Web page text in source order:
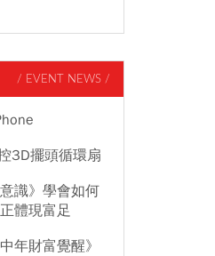
/ EVENT NEWS /
3D擺頭循環扇
識》學會如何
體現富足
年財富覺醒》